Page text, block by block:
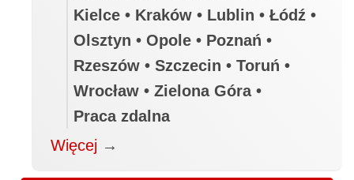
Kielce • Kraków • Lublin • Łódź •
Olsztyn • Opole • Poznań •
Rzeszów • Szczecin • Toruń •
Wrocław • Zielona Góra •
Praca zdalna
Więcej →